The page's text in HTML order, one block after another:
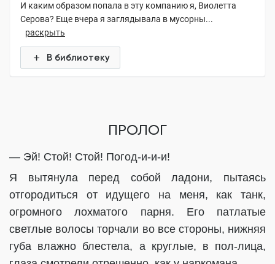
И каким образом попала в эту компанию я, Виолетта
Серова? Еще вчера я заглядывала в мусорны...
раскрыть
В библиотеку
ПРОЛОГ
— Эй! Стой! Стой! Погод-и-и-и!
Я вытянула перед собой ладони, пытаясь
отгородиться от идущего на меня, как танк,
огромного лохматого парня. Его патлатые
светлые волосы торчали во все стороны, нижняя
губа влажно блестела, а круглые, в пол-лица,